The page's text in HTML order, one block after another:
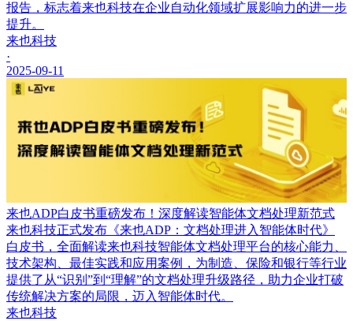
报告，标志着来也科技在企业自动化领域扩展影响力的进一步
提升。
来也科技
·
2025-09-11
来也ADP白皮书重磅发布！深度解读智能体文档处理新范式
来也科技正式发布《来也ADP：文档处理进入智能体时代》
白皮书，全面解读来也科技智能体文档处理平台的核心能力、
技术架构、最佳实践和应用案例，为制造、保险和银行等行业
提供了从“识别”到“理解”的文档处理升级路径，助力企业打破
传统解决方案的局限，迈入智能体时代。
来也科技